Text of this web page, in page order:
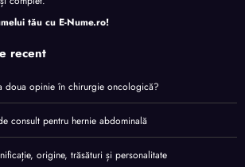
tău cu E-Nume.ro!
recent
doua opinie în chirurgie oncologică?
consult pentru hernie abdominală
origine, trăsături și personalitate